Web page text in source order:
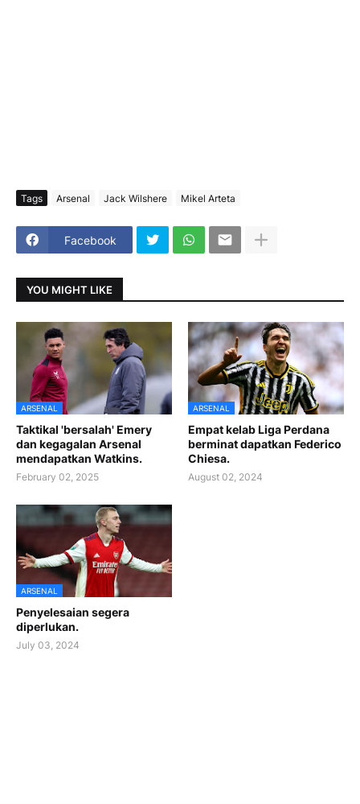
Tags Arsenal Jack Wilshere Mikel Arteta
Facebook
YOU MIGHT LIKE
ARSENAL
Taktikal 'bersalah' Emery
dan kegagalan Arsenal
mendapatkan Watkins.
February 02, 2025
ARSENAL
Empat kelab Liga Perdana
berminat dapatkan Federico
Chiesa.
August 02, 2024
ARSENAL
Penyelesaian segera
diperlukan.
July 03, 2024